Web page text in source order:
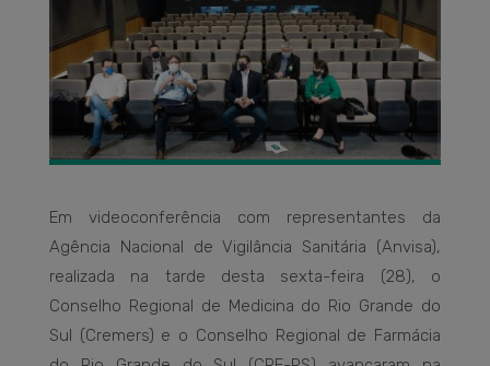
Em videoconferência com representantes da
Agência Nacional de Vigilância Sanitária (Anvisa),
realizada na tarde desta sexta-feira (28), o
Conselho Regional de Medicina do Rio Grande do
Sul (Cremers) e o Conselho Regional de Farmácia